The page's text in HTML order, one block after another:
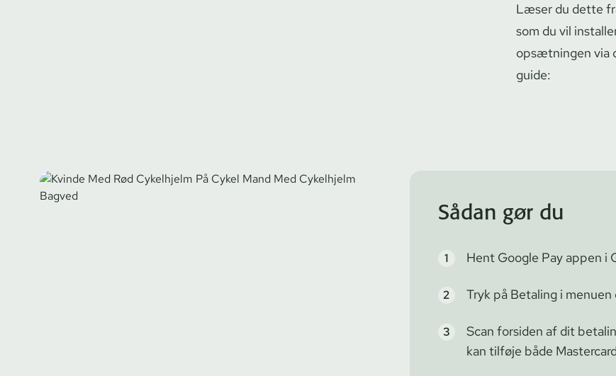
Læser du dette
som du vil
opsætningen via
guide:
Sådan gør du
Hent Google Pay appen i
Tryk på Betaling i
Scan forsiden af dit
kan tilføje både